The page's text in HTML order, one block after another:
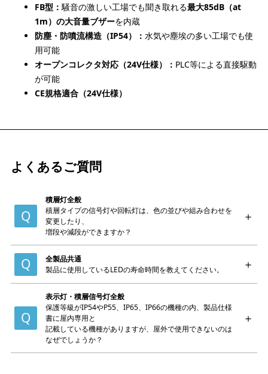
FB型： 騒音の激しい工場でも聞き取れる最大85dB（at
1m）の大音量ブザーを内蔵
防塵・防噴流構造（IP54）： 水気や塵埃の多い工場でも使
用可能
オープンコレクタ対応（24V仕様）： PLC等による直接駆動
が可能
CE規格適合（24V仕様）
よくあるご質問
積層灯全般
積層タイプの信号灯や回転灯は、色の並びや組み合わせを
変更したり、
増段や減段ができますか？
全製品共通
製品に使用しているLEDの寿命時間を教えてください。
表示灯・積層信号灯全般
保護等級がIP54やP55、IP65、IP66の機種の内、製品仕様
書に屋内専用と
記載している機種がありますが、屋外で使用できないのは
なぜでしょうか？